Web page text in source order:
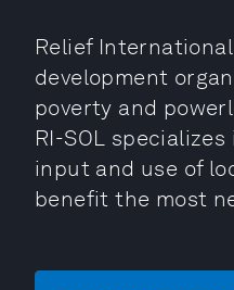
Relief
development
poverty and
RI-SOL
input and use of
benefit the most